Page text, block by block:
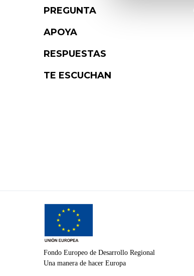
PREGUNTA
APOYA
RESPUESTAS
TE ESCUCHAN
Fondo Europeo de Desarrollo Regional
Una manera de hacer Europa